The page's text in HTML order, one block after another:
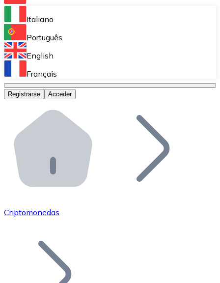
Bitnovo Ramp
Integra nuestra solución en tu plataforma.
Bitnovo Giftcards
Bitnovo OTC
Bitnovo ATM
Integra un ATM Bitnovo en tu negocio y permite que
Bitnovo API
Integra nuestra API en tu ecosistema.
Únete a nuestra red de distribuidores.
Añade tu proyecto a nuestro ecosistema.
Italiano
Português
English
Français
Registrarse Acceder
Criptomonedas